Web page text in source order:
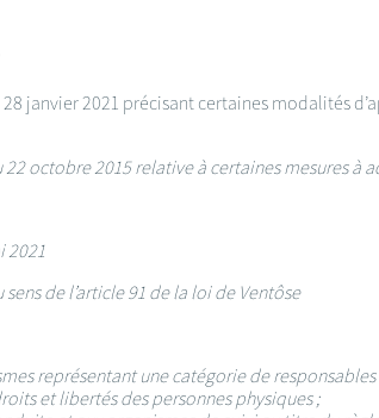
janvier 2021 précisant certaines modalités
octobre 2015 relative à certaines mesures
2021
de l’article 91 de la loi de Ventôse
représentant une catégorie de
et libertés des personnes physiques ;